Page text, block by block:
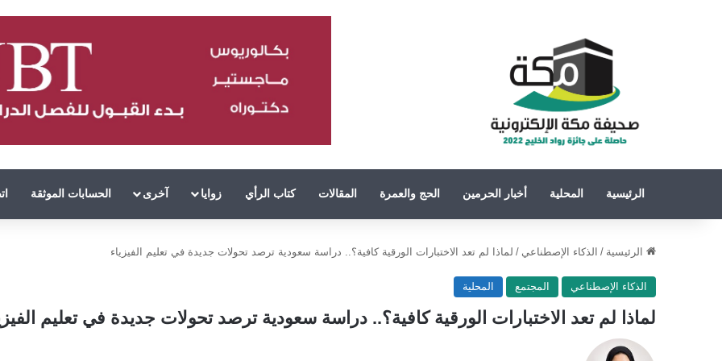
الرئيسية المحلية أخبار الحرمين الحج والعمرة المقالات كتاب الرأي زوايا آخرى الحسابات الموثقة
الرئيسية / الذكاء الإصطناعي / لماذا لم تعد الاختبارات الورقية كافية؟.. دراسة سعودية ترصد تحولات جديدة في تعليم الفيزياء
الذكاء الإصطناعي المجتمع المحلية
لماذا لم تعد الاختبارات الورقية كافية؟.. دراسة سعودية ترصد تحولات جديدة في تعليم